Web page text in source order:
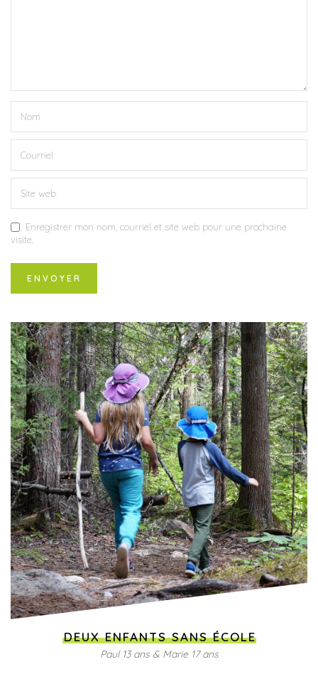
Enregistrer mon nom, courriel et site web pour une prochaine
visite.
DEUX ENFANTS SANS ÉCOLE
Paul 13 ans & Marie 17 ans